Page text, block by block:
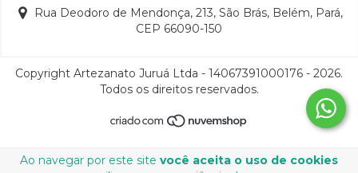
Ao navegar por este site você aceita o uso de cookies
Rua Deodoro de Mendonça, 213, São Brás, Belém, Pará,
CEP 66090-150
Copyright Artezanato Juruá Ltda - 14067391000176 - 2026.
Todos os direitos reservados.